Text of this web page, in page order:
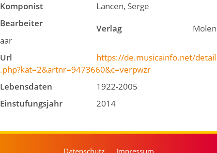
Komponist
Lancen, Serge
Bearbeiter
Verlag
Molen
aar
Url
https://de.musicainfo.net/detail
.php?kat=2&artnr=9473660&c=verpwzr
Lebensdaten
1922-2005
Einstufungsjahr
2014
Datenschutz Impressum